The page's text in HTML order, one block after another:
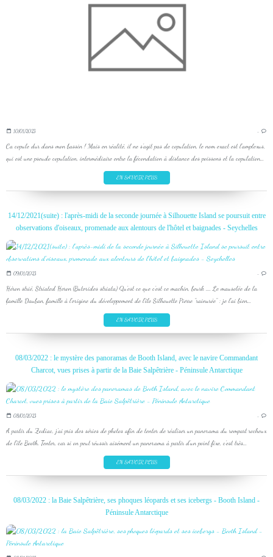
10/01/2023 …
Ca copule dur dans mon bassin ! Mais en réalité, il ne s'agit pas de copulation, le nom exact est l'amplexus,
qui est une pseudo copulation, intermédiaire entre la fécondation à distance des poissons et la copulation...
EN SAVOIR PLUS
14/12/2021(suite) : l'après-midi de la seconde journée à Silhouette Island se poursuit entre
observations d'oiseaux, promenade aux alentours de l'hôtel et baignades - Seychelles
09/01/2023 …
Héron strié, Striated Heron (Butorides striata) Qu'est ce que c'est ce machin, beurk .... Le mausolée de la
famille Dauban, famille à l'origine du développement de l'île Silhouette Pierre "rainurée" : je l'ai bien...
EN SAVOIR PLUS
08/03/2022 : le mystère des panoramas de Booth Island, avec le navire Commandant
Charcot, vues prises à partir de la Baie Salpêtrière - Péninsule Antarctique
08/01/2023 …
A partir du Zodiac, j'ai pris des séries de photos afin de tenter de réaliser un panorama du rempart rocheux
de l'île Booth. Tenter, car si on peut réussir aisément un panorama à partir d'un point fixe, c'est très...
EN SAVOIR PLUS
08/03/2022 : la Baie Salpêtrière, ses phoques léopards et ses icebergs - Booth Island -
Péninsule Antarctique